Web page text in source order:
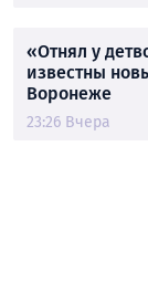
«Отнял у
известны
Воронеже
23:26 Вчера